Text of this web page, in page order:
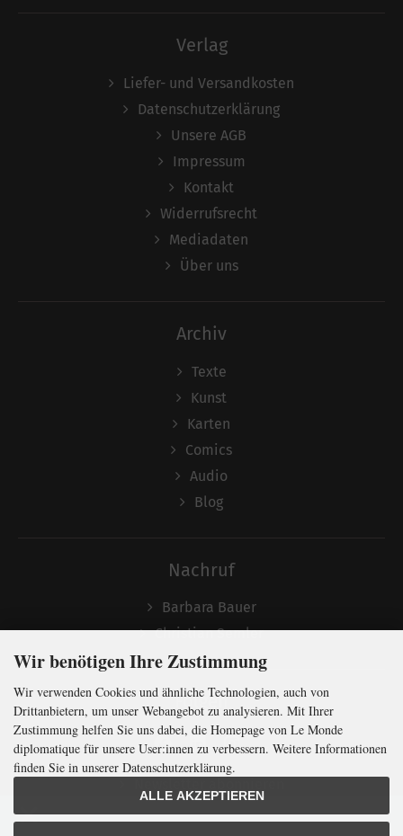
Verlag
Liefer- und Versandkosten
Datenschutzerklärung
Unsere AGB
Impressum
Kontakt
Widerrufsrecht
Mediadaten
Über uns
Archiv
Texte
Kunst
Karten
Comics
Audio
Blog
Nachruf
Barbara Bauer
Christian Semler
Folgen
Wir benötigen Ihre Zustimmung
Wir verwenden Cookies und ähnliche Technologien, auch von
Drittanbietern, um unser Webangebot zu analysieren. Mit Ihrer
Zustimmung helfen Sie uns dabei, die Homepage von Le Monde
diplomatique für unsere User:innen zu verbessern. Weitere Informationen
finden Sie in unserer Datenschutzerklärung.
ALLE AKZEPTIEREN